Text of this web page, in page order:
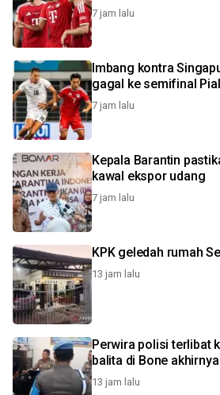
7 jam lalu
Imbang kontra
gagal ke semifinal
7 jam lalu
Kepala Barantin
kawal ekspor udang
7 jam lalu
KPK geledah rumah
13 jam lalu
Perwira polisi terlibat
balita di Bone
13 jam lalu